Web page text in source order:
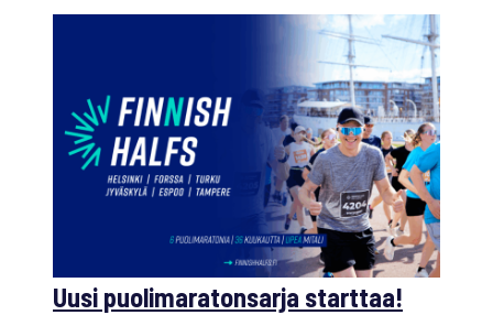
Uusi puolimaratonsarja starttaa!